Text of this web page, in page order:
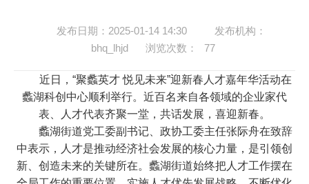
发布日期：2025-01-14 14:30
发布机构：
bhq_lhjd
浏览次数： 77
近日，“聚蠡英才 悦见未来”迎新春人才嘉年华活动在
蠡湖科创中心顺利举行。近百名来自各领域的企业家代
表、人才代表齐聚一堂，共话发展，喜迎新春。
蠡湖街道党工委副书记、政协工委主任张际舟在致辞
中表示，人才是推动经济社会发展的核心力量，是引领创
新、创造未来的关键所在。蠡湖街道始终把人才工作摆在